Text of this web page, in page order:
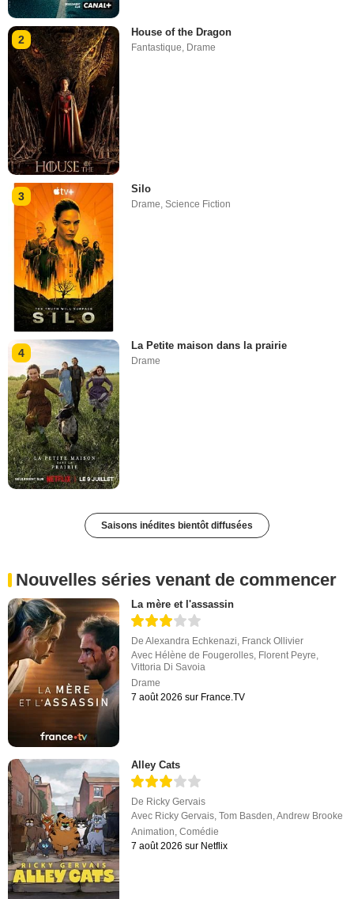
2
House of the Dragon
Fantastique Drame
3
Silo
Drame,Science Fiction
4
La Petite maison dans la prairie
Drame
Saisons inédites bientôt diffusées
Nouvelles séries venant de commencer
La mère et l'assassin
DeAlexandra Echkenazi Franck Ollivier
Avec Hélène de Fougerolles Florent Peyre
Vittoria Di Savoia
Drame
7 août 2026 sur France.TV
Alley Cats
De Ricky Gervais
Avec Ricky Gervais,Tom Basden,Andrew Brooke
Animation,Comédie
7 août 2026 sur Netflix